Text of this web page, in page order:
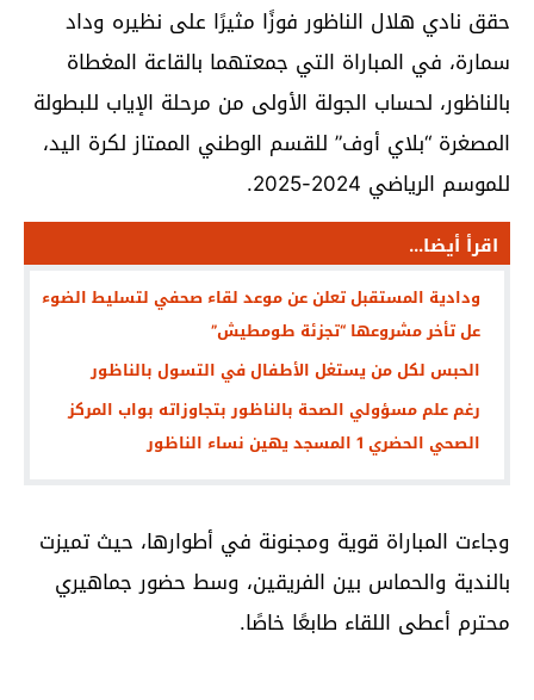
حقق نادي هلال الناظور فوزًا مثيرًا على نظيره وداد
سمارة، في المباراة التي جمعتهما بالقاعة المغطاة
بالناظور، لحساب الجولة الأولى من مرحلة الإياب للبطولة
المصغرة “بلاي أوف” للقسم الوطني الممتاز لكرة اليد،
للموسم الرياضي 2024-2025.
اقرأ أيضا...
ودادية المستقبل تعلن عن موعد لقاء صحفي لتسليط الضوء
عل تأخر مشروعها “تجزئة طومطيش”
الحبس لكل من يستغل الأطفال في التسول بالناظور
رغم علم مسؤولي الصحة بالناظور بتجاوزاته بواب المركز
الصحي الحضري 1 المسجد يهين نساء الناظور
وجاءت المباراة قوية ومجنونة في أطوارها، حيث تميزت
بالندية والحماس بين الفريقين، وسط حضور جماهيري
محترم أعطى اللقاء طابعًا خاصًا.